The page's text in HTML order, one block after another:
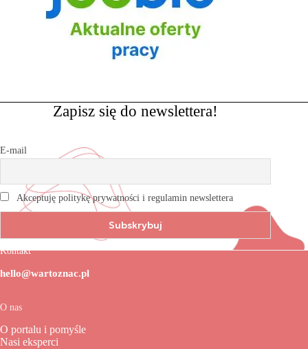
Zapisz się do newslettera!
E-mail
Akceptuję politykę prywatności i regulamin newslettera
Kontakt
hello@wartoznac.pl
O nas
O portalu i pomyśle
Nasi eksperci